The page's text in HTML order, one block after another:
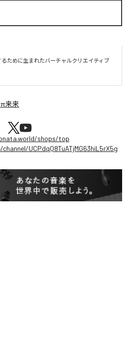
るために生まれたバーチャルクリエイティブ
来来
shops/top
UCPdqQ8TuATjMG63hiL5rX5g